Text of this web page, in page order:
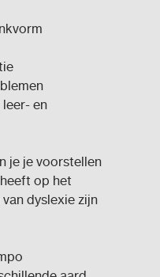
en
je je voorstellen
op het
dyslexie zijn